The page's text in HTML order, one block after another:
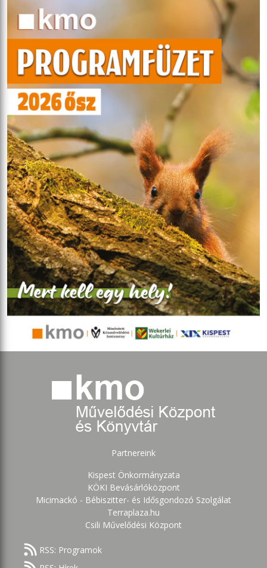
Partnereink
Kispest Önkormányzata
KÖKI Bevásárlóközpont
Micimackó - Bébiszitter- és Idősgondozó Szolgálat
Terraplaza.hu
Csili Művelődési Központ
RSS: Programok